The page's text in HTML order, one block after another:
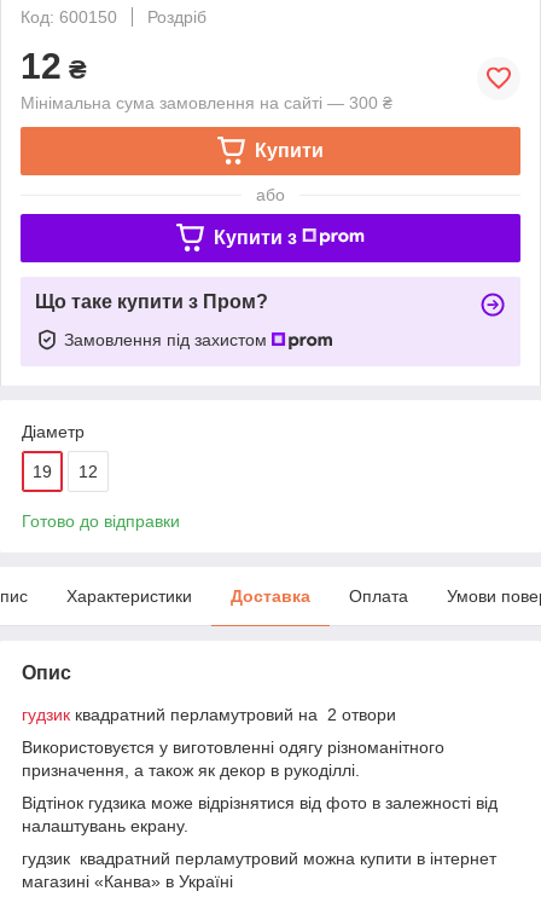
Код: 600150
Роздріб
12 ₴
Мінімальна сума замовлення на сайті — 300 ₴
Купити
або
Купити з
Що таке купити з Пром?
Замовлення під захистом
Діаметр
19 12
Готово до відправки
Характеристики Доставка Оплата Умови
Опис
гудзик квадратний перламутровий на 2 отвори
Використовуєтся у виготовленні одягу різноманітного
призначення, а також як декор в рукоділлі.
Відтінок гудзика може відрізнятися від фото в залежності від
налаштувань екрану.
гудзик квадратний перламутровий можна купити в інтернет
магазині «Канва» в Україні